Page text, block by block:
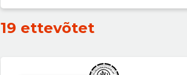
19 ettevõtet